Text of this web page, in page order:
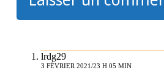
lrdg29
3 FÉVRIER 2021/23 H 05 MIN